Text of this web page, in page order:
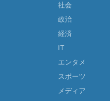
社会
政治
経済
IT
エンタメ
スポーツ
メディア